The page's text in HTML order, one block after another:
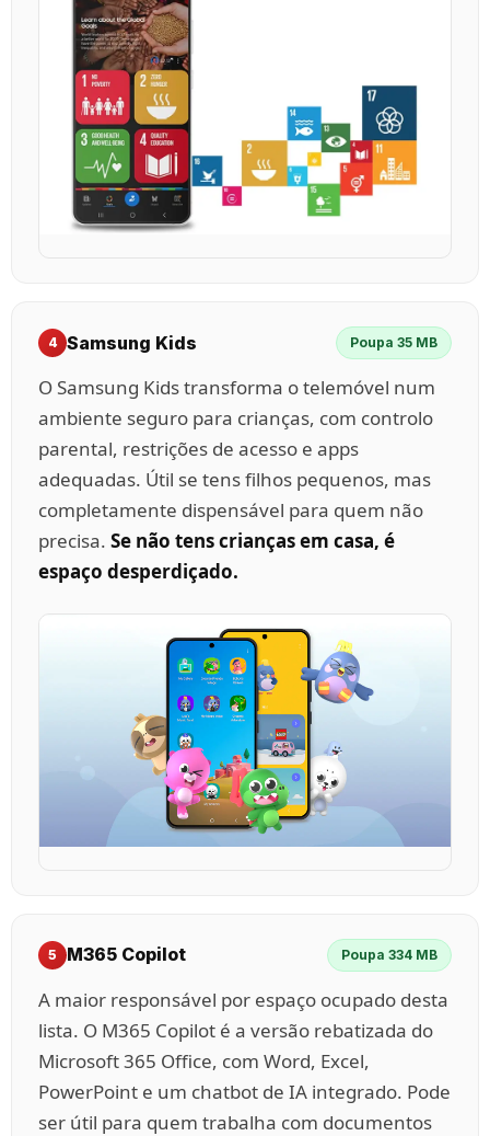
4 Samsung Kids Poupa 35 MB
O Samsung Kids transforma o telemóvel num
ambiente seguro para crianças, com controlo
parental, restrições de acesso e apps
adequadas. Útil se tens filhos pequenos, mas
completamente dispensável para quem não
precisa. Se não tens crianças em casa, é
espaço desperdiçado.
5 M365 Copilot Poupa 334 MB
A maior responsável por espaço ocupado desta
lista. O M365 Copilot é a versão rebatizada do
Microsoft 365 Office, com Word, Excel,
PowerPoint e um chatbot de IA integrado. Pode
ser útil para quem trabalha com documentos